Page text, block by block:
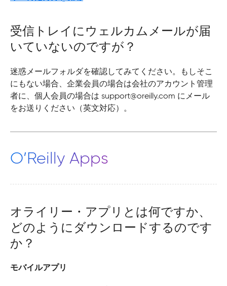
受信トレイにウェルカムメールが届
いていないのですが？
迷惑メールフォルダを確認してみてください。もしそこ
にもない場合、企業会員の場合は会社のアカウント管理
者に、個人会員の場合は support@oreilly.com にメール
をお送りください（英文対応）。
O’Reilly Apps
オライリー・アプリとは何ですか、
どのようにダウンロードするのです
か？
モバイルアプリ